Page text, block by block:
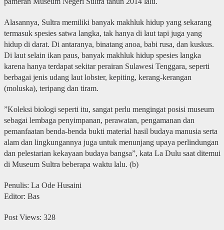
Alasannya, Sultra memiliki banyak makhluk hidup yang sekarang
termasuk spesies satwa langka, tak hanya di laut tapi juga yang
hidup di darat. Di antaranya, binatang anoa, babi rusa, dan kuskus.
Di laut selain ikan paus, banyak makhluk hidup spesies langka
karena hanya terdapat sekitar perairan Sulawesi Tenggara, seperti
berbagai jenis udang laut lobster, kepiting, kerang-kerangan
(moluska), teripang dan tiram.
”Koleksi biologi seperti itu, sangat perlu mengingat posisi museum
sebagai lembaga penyimpanan, perawatan, pengamanan dan
pemanfaatan benda-benda bukti material hasil budaya manusia serta
alam dan lingkungannya juga untuk menunjang upaya perlindungan
dan pelestarian kekayaan budaya bangsa”, kata La Dulu saat ditemui
di Museum Sultra beberapa waktu lalu. (b)
Penulis: La Ode Husaini
Editor: Bas
Post Views: 328